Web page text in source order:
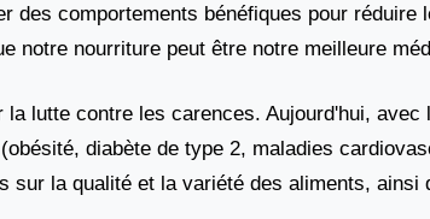
des comportements bénéfiques pour réduire
notre nourriture peut être notre meilleure
lutte contre les carences. Aujourd'hui, avec
diabète de type 2, maladies
la qualité et la variété des aliments, ainsi